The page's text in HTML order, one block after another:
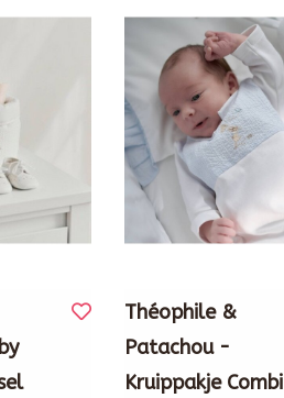
Théophile &
Patachou -
Kruippakje Combi